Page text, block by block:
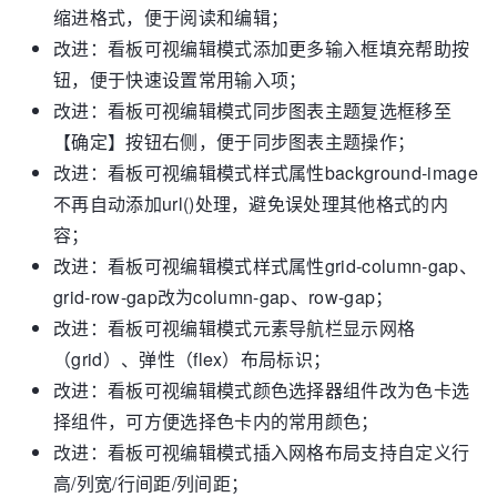
缩进格式，便于阅读和编辑；
改进：看板可视编辑模式添加更多输入框填充帮助按
钮，便于快速设置常用输入项；
改进：看板可视编辑模式同步图表主题复选框移至
【确定】按钮右侧，便于同步图表主题操作；
改进：看板可视编辑模式样式属性background-image
不再自动添加url()处理，避免误处理其他格式的内
容；
改进：看板可视编辑模式样式属性grid-column-gap、
grid-row-gap改为column-gap、row-gap；
改进：看板可视编辑模式元素导航栏显示网格
（grid）、弹性（flex）布局标识；
改进：看板可视编辑模式颜色选择器组件改为色卡选
择组件，可方便选择色卡内的常用颜色；
改进：看板可视编辑模式插入网格布局支持自定义行
高/列宽/行间距/列间距；